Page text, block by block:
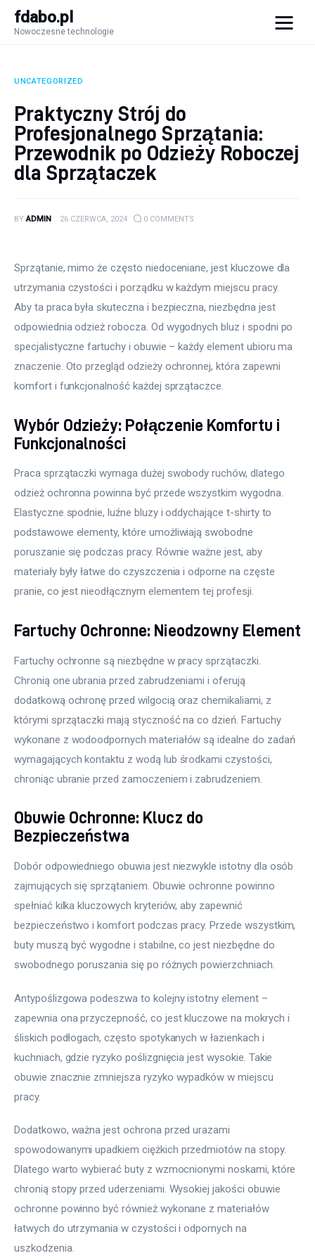
fdabo.pl
Nowoczesne technologie
fdabo.pl
Nowoczesne technologie
Informatyka
Systemy dla firm
UNCATEGORIZED
Praktyczny Strój do
Profesjonalnego Sprzątania:
Przewodnik po Odzieży Roboczej
dla Sprzątaczek
BY ADMIN 26 CZERWCA, 2024 0 COMMENTS
Sprzątanie, mimo że często niedoceniane, jest kluczowe dla
utrzymania czystości i porządku w każdym miejscu pracy.
Aby ta praca była skuteczna i bezpieczna, niezbędna jest
odpowiednia odzież robocza. Od wygodnych bluz i spodni po
specjalistyczne fartuchy i obuwie – każdy element ubioru ma
znaczenie. Oto przegląd odzieży ochronnej, która zapewni
komfort i funkcjonalność każdej sprzątaczce.
Wybór Odzieży: Połączenie Komfortu i
Funkcjonalności
Praca sprzątaczki wymaga dużej swobody ruchów, dlatego
odzież ochronna powinna być przede wszystkim wygodna.
Elastyczne spodnie, luźne bluzy i oddychające t-shirty to
podstawowe elementy, które umożliwiają swobodne
poruszanie się podczas pracy. Równie ważne jest, aby
materiały były łatwe do czyszczenia i odporne na częste
pranie, co jest nieodłącznym elementem tej profesji.
Fartuchy Ochronne: Nieodzowny Element
Fartuchy ochronne są niezbędne w pracy sprzątaczki.
Chronią one ubrania przed zabrudzeniami i oferują
dodatkową ochronę przed wilgocią oraz chemikaliami, z
którymi sprzątaczki mają styczność na co dzień. Fartuchy
wykonane z wodoodpornych materiałów są idealne do zadań
wymagających kontaktu z wodą lub środkami czystości,
chroniąc ubranie przed zamoczeniem i zabrudzeniem.
Obuwie Ochronne: Klucz do
Bezpieczeństwa
Dobór odpowiedniego obuwia jest niezwykle istotny dla osób
zajmujących się sprzątaniem. Obuwie ochronne powinno
spełniać kilka kluczowych kryteriów, aby zapewnić
bezpieczeństwo i komfort podczas pracy. Przede wszystkim,
buty muszą być wygodne i stabilne, co jest niezbędne do
swobodnego poruszania się po różnych powierzchniach.
Antypoślizgowa podeszwa to kolejny istotny element –
zapewnia ona przyczepność, co jest kluczowe na mokrych i
śliskich podłogach, często spotykanych w łazienkach i
kuchniach, gdzie ryzyko poślizgnięcia jest wysokie. Takie
obuwie znacznie zmniejsza ryzyko wypadków w miejscu
pracy.
Dodatkowo, ważna jest ochrona przed urazami
spowodowanymi upadkiem ciężkich przedmiotów na stopy.
Dlatego warto wybierać buty z wzmocnionymi noskami, które
chronią stopy przed uderzeniami. Wysokiej jakości obuwie
ochronne powinno być również wykonane z materiałów
łatwych do utrzymania w czystości i odpornych na
uszkodzenia.